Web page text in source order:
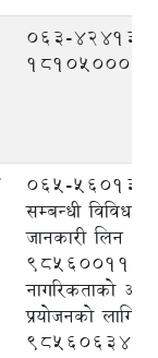
063-424133
065-560133,
सम्बन्धी विविध
जानकारी लिन
9856001113
नागरिकताको
प्रयोजनको लागि
9856063403